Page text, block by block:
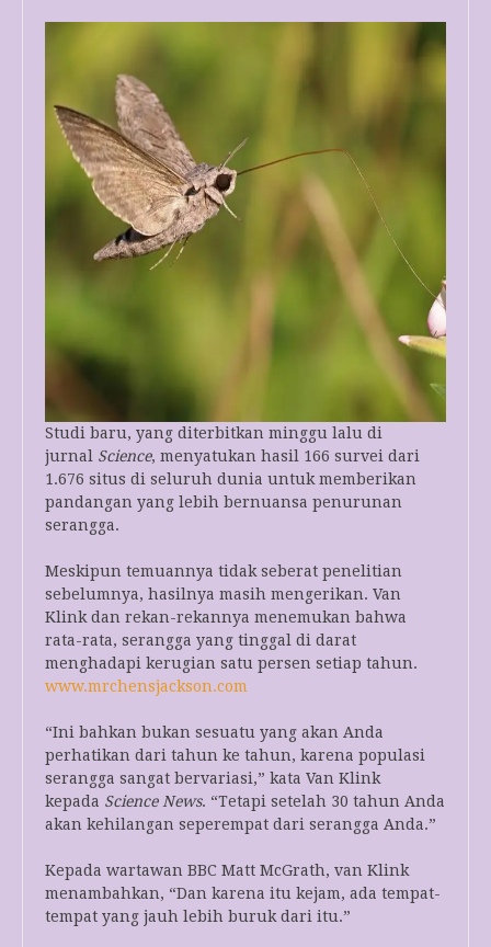
Studi baru, yang diterbitkan minggu lalu di
jurnal Science, menyatukan hasil 166 survei dari
1.676 situs di seluruh dunia untuk memberikan
pandangan yang lebih bernuansa penurunan
serangga.
Meskipun temuannya tidak seberat penelitian
sebelumnya, hasilnya masih mengerikan. Van
Klink dan rekan-rekannya menemukan bahwa
rata-rata, serangga yang tinggal di darat
menghadapi kerugian satu persen setiap tahun.
www.mrchensjackson.com
“Ini bahkan bukan sesuatu yang akan Anda
perhatikan dari tahun ke tahun, karena populasi
serangga sangat bervariasi,” kata Van Klink
kepada Science News. “Tetapi setelah 30 tahun Anda
akan kehilangan seperempat dari serangga Anda.”
Kepada wartawan BBC Matt McGrath, van Klink
menambahkan, “Dan karena itu kejam, ada tempat-
tempat yang jauh lebih buruk dari itu.”